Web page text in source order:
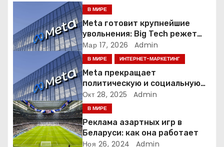
п
о
а
п
и
В МИРЕ
Meta готовит крупнейшие
увольнения: Big Tech режет
людей ради искусственного
интеллекта
Мар 17, 2026 Admin
В МИРЕ ИНТЕРНЕТ-МАРКЕТИНГ
Meta прекращает
политическую и социальную
рекламу в ЕС. Почему это
меняет рынок цифровой
рекламы?
Окт 28, 2025 Admin
В МИРЕ
Реклама азартных игр в
Беларуси: как она работает
Ноя 26, 2024 Admin